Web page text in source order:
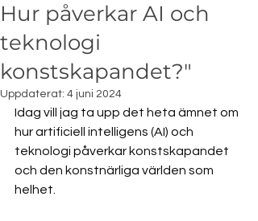
Hur påverkar AI och
teknologi
konstskapandet?"
Uppdaterat: 4 juni 2024
Idag vill jag ta upp det heta ämnet om
hur artificiell intelligens (AI) och
teknologi påverkar konstskapandet
och den konstnärliga världen som
helhet.